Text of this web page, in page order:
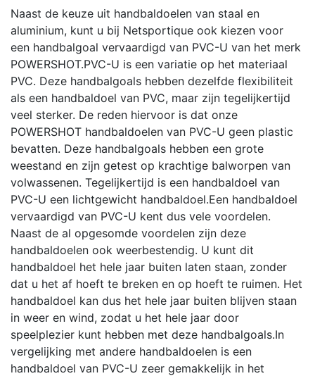
Naast de keuze uit handbaldoelen van staal en
aluminium, kunt u bij Netsportique ook kiezen voor
een handbalgoal vervaardigd van PVC-U van het merk
POWERSHOT.PVC-U is een variatie op het materiaal
PVC. Deze handbalgoals hebben dezelfde flexibiliteit
als een handbaldoel van PVC, maar zijn tegelijkertijd
veel sterker. De reden hiervoor is dat onze
POWERSHOT handbaldoelen van PVC-U geen plastic
bevatten. Deze handbalgoals hebben een grote
weestand en zijn getest op krachtige balworpen van
volwassenen. Tegelijkertijd is een handbaldoel van
PVC-U een lichtgewicht handbaldoel.Een handbaldoel
vervaardigd van PVC-U kent dus vele voordelen.
Naast de al opgesomde voordelen zijn deze
handbaldoelen ook weerbestendig. U kunt dit
handbaldoel het hele jaar buiten laten staan, zonder
dat u het af hoeft te breken en op hoeft te ruimen. Het
handbaldoel kan dus het hele jaar buiten blijven staan
in weer en wind, zodat u het hele jaar door
speelplezier kunt hebben met deze handbalgoals.In
vergelijking met andere handbaldoelen is een
handbaldoel van PVC-U zeer gemakkelijk in het